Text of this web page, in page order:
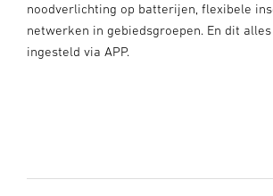
noodverlichting op batterijen, flexibele
netwerken in gebiedsgroepen. En dit
ingesteld via APP.